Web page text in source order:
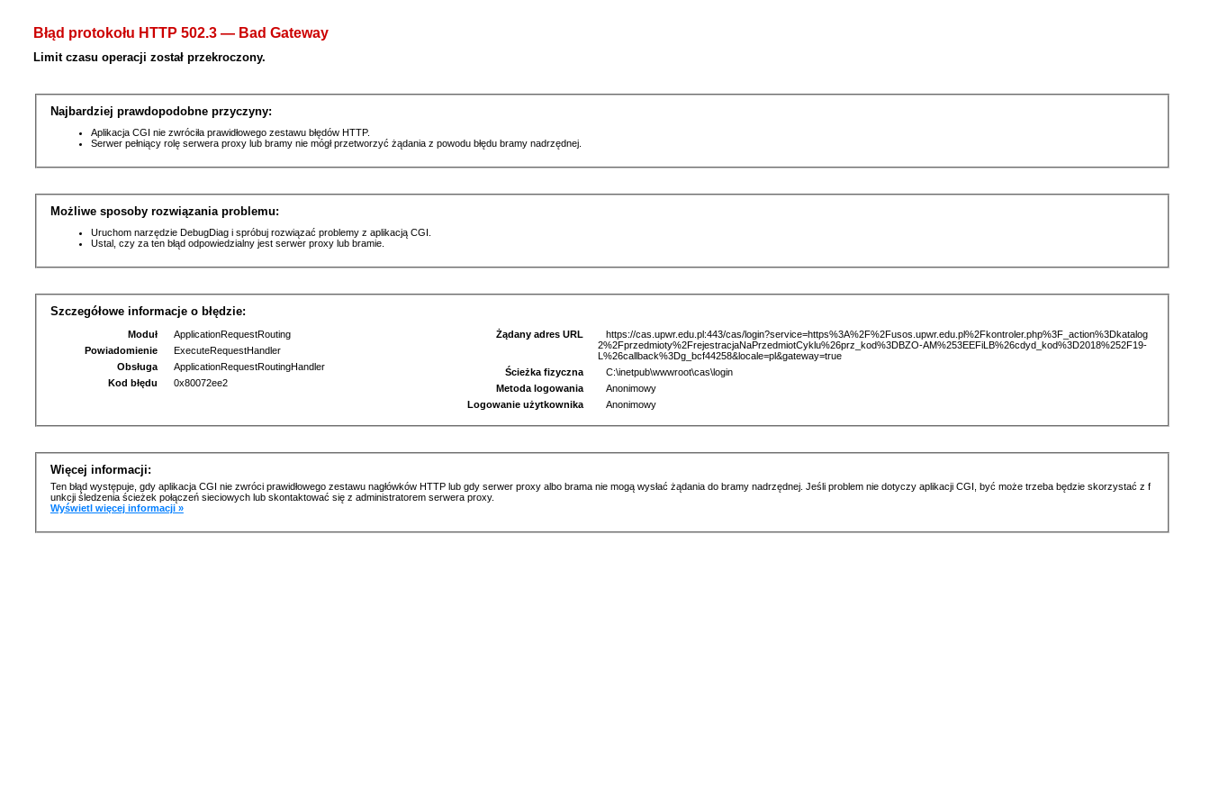
Błąd protokołu HTTP 502.3 — Bad Gateway
Limit czasu operacji został przekroczony.
Najbardziej prawdopodobne przyczyny:
Aplikacja CGI nie zwróciła prawidłowego zestawu błędów HTTP.
Serwer pełniący rolę serwera proxy lub bramy nie mógł przetworzyć żądania z powodu błędu bramy nadrzędnej.
Możliwe sposoby rozwiązania problemu:
Uruchom narzędzie DebugDiag i spróbuj rozwiązać problemy z aplikacją CGI.
Ustal, czy za ten błąd odpowiedzialny jest serwer proxy lub bramie.
Szczegółowe informacje o błędzie:
Moduł
ApplicationRequestRouting
Powiadomienie
ExecuteRequestHandler
Obsługa
ApplicationRequestRoutingHandler
Kod błędu
0x80072ee2
Żądany adres URL
https://cas.upwr.edu.pl:443/cas/login?service=https%3A%2F%2Fusos.upwr.edu.pl%2Fkontroler.php%3F_action%3Dkatalog
2%2Fprzedmioty%2FrejestracjaNaPrzedmiotCyklu%26prz_kod%3DBZO-AM%253EEFiLB%26cdyd_kod%3D2018%252F19-
L%26callback%3Dg_bcf44258&locale=pl&gateway=true
Ścieżka fizyczna
C:\inetpub\wwwroot\cas\login
Metoda logowania
Anonimowy
Logowanie użytkownika
Anonimowy
Więcej informacji:
Ten błąd występuje, gdy aplikacja CGI nie zwróci prawidłowego zestawu nagłówków HTTP lub gdy serwer proxy albo brama nie mogą wysłać żądania do bramy nadrzędnej. Jeśli problem nie dotyczy aplikacji CGI, być może trzeba będzie skorzystać z f
unkcji śledzenia ścieżek połączeń sieciowych lub skontaktować się z administratorem serwera proxy.
Wyświetl więcej informacji »